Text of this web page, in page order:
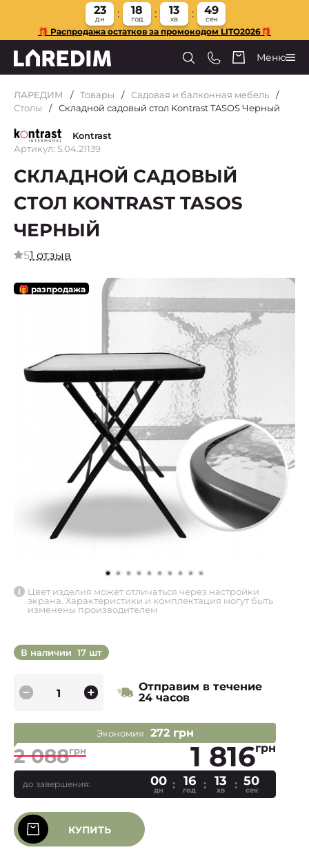
23
дн
18
год
13
хв
49
сек
🎁 Распродажа остатков за промокодом LITO2026🎁
Меню
ЛАРЕДИМ Товары
Садовая и балконная мебель
Столы
Складной садовый стол Kontrast TASOS Черный
Kontrast
Артикул: 5.04.21139
СКЛАДНОЙ САДОВЫЙ
СТОЛ KONTRAST TASOS
ЧЕРНЫЙ
51 отзыв
🎁 разпродажа
Цвет изделия может отличаться через настройки
экрана. Характеристики и комплектация могут быть
изменены производителем
В наличии 17 шт
Отправим в течение
24 часов
Экономия 272 грн
2 088грн 1 816грн
до завершения: 00
дн
16
год
13
хв
50
сек
КУПИТЬ